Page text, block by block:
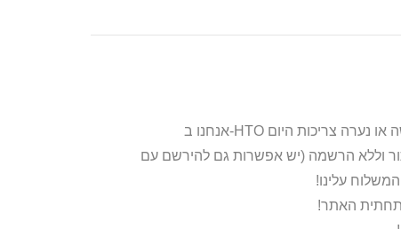
וללא הרשמה (יש אפשרות גם להירשם עם
עלינו!
האתר!